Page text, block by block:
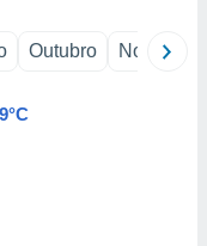
Outubro Novembro